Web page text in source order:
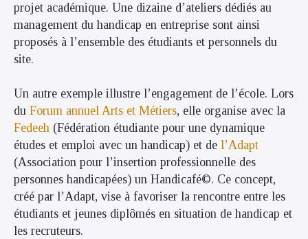
projet académique. Une dizaine d’ateliers dédiés au
management du handicap en entreprise sont ainsi
proposés à l’ensemble des étudiants et personnels du
site.
Un autre exemple illustre l’engagement de l’école. Lors
du Forum annuel Arts et Métiers, elle organise avec la
Fedeeh (Fédération étudiante pour une dynamique
études et emploi avec un handicap) et de l’Adapt
(Association pour l’insertion professionnelle des
personnes handicapées) un Handicafé©. Ce concept,
créé par l’Adapt, vise à favoriser la rencontre entre les
étudiants et jeunes diplômés en situation de handicap et
les recruteurs.